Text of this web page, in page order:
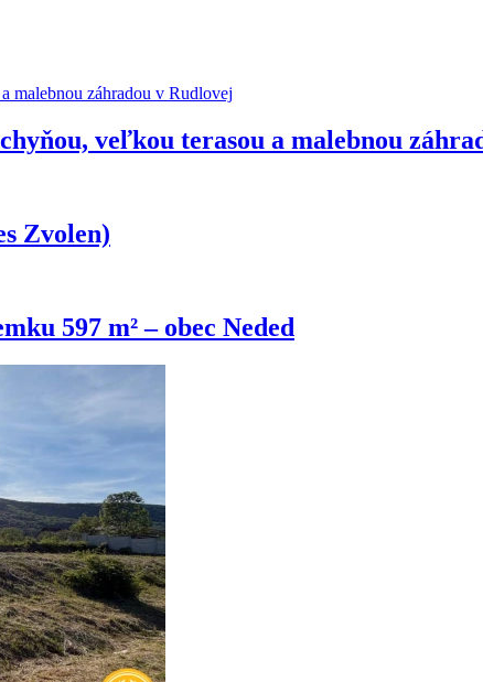
veľkou terasou a malebnou
Zvolen)
597 m² – obec Neded